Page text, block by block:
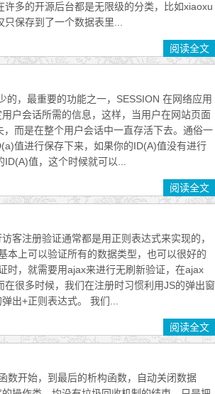
多的开源后台都是无限级的分类，比如xiaoxu
保存到了一个数据表里...
阅读全文
的，最重要的功能之一，SESSION 在网络应用
户会话所需的信息，这样，当用户在网站页面
而是在整个用户会话中一直存活下去。通俗一
值进行保存下来，如果你的ID(A)值没有进行
值，这个时候就可以...
阅读全文
客注册验证通常都是用正则表达式来实现的，
本上可以验证所有的数据类型，也可以很好的
时，就需要用ajax来进行无刷新验证，在ajax
很多时候，我们在注册时习惯利用JS的弹出窗
出+正则表达式。 我们...
阅读全文
数开始，到最后的析构函数，自动关闭数据